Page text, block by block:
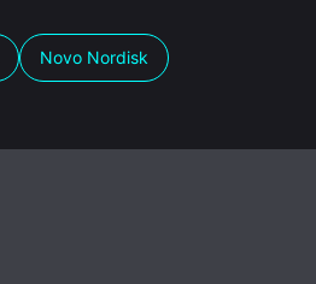
Novo Nordisk